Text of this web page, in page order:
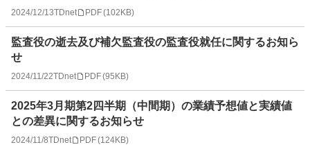
2024/12/13TDnet PDF(102KB)
監査役の逝去及び補欠監査役の監査役就任に関するお知ら
せ
2024/11/22TDnet PDF(95KB)
2025年3月期第2四半期（中間期）の業績予想値と実績値
との差異に関するお知らせ
2024/11/8TDnet PDF(124KB)